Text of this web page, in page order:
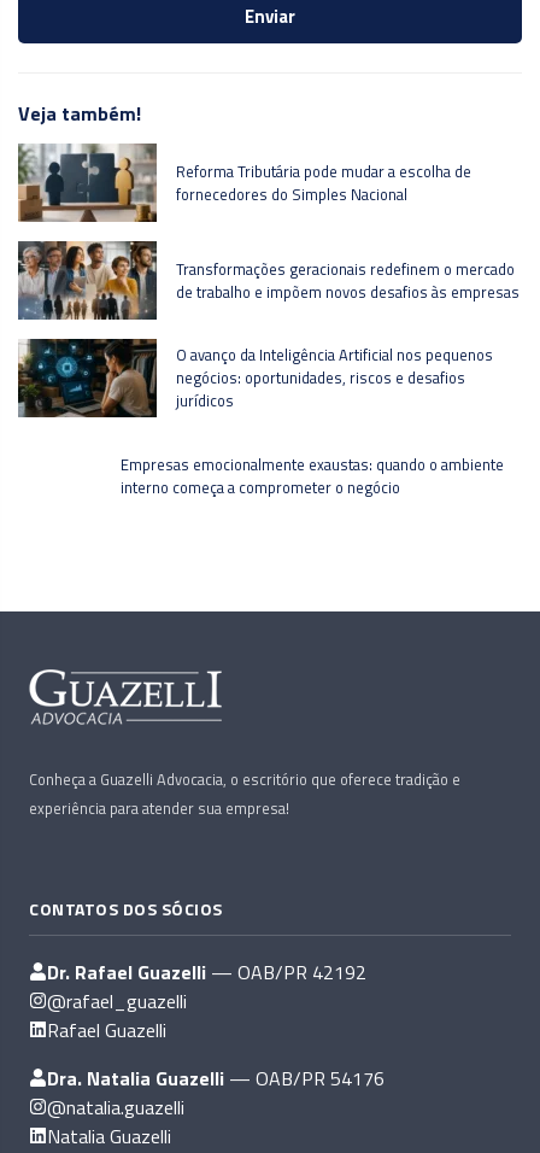
Veja também!
Reforma Tributária pode mudar a escolha de
fornecedores do Simples Nacional
Transformações geracionais redefinem o mercado
de trabalho e impõem novos desafios às empresas
O avanço da Inteligência Artificial nos pequenos
negócios: oportunidades, riscos e desafios
jurídicos
Empresas emocionalmente exaustas: quando o ambiente
interno começa a comprometer o negócio
Conheça a Guazelli Advocacia, o escritório que oferece tradição e
experiência para atender sua empresa!
CONTATOS DOS SÓCIOS
Dr. Rafael Guazelli — OAB/PR 42192
@rafael_guazelli
Rafael Guazelli
Dra. Natalia Guazelli — OAB/PR 54176
@natalia.guazelli
Natalia Guazelli